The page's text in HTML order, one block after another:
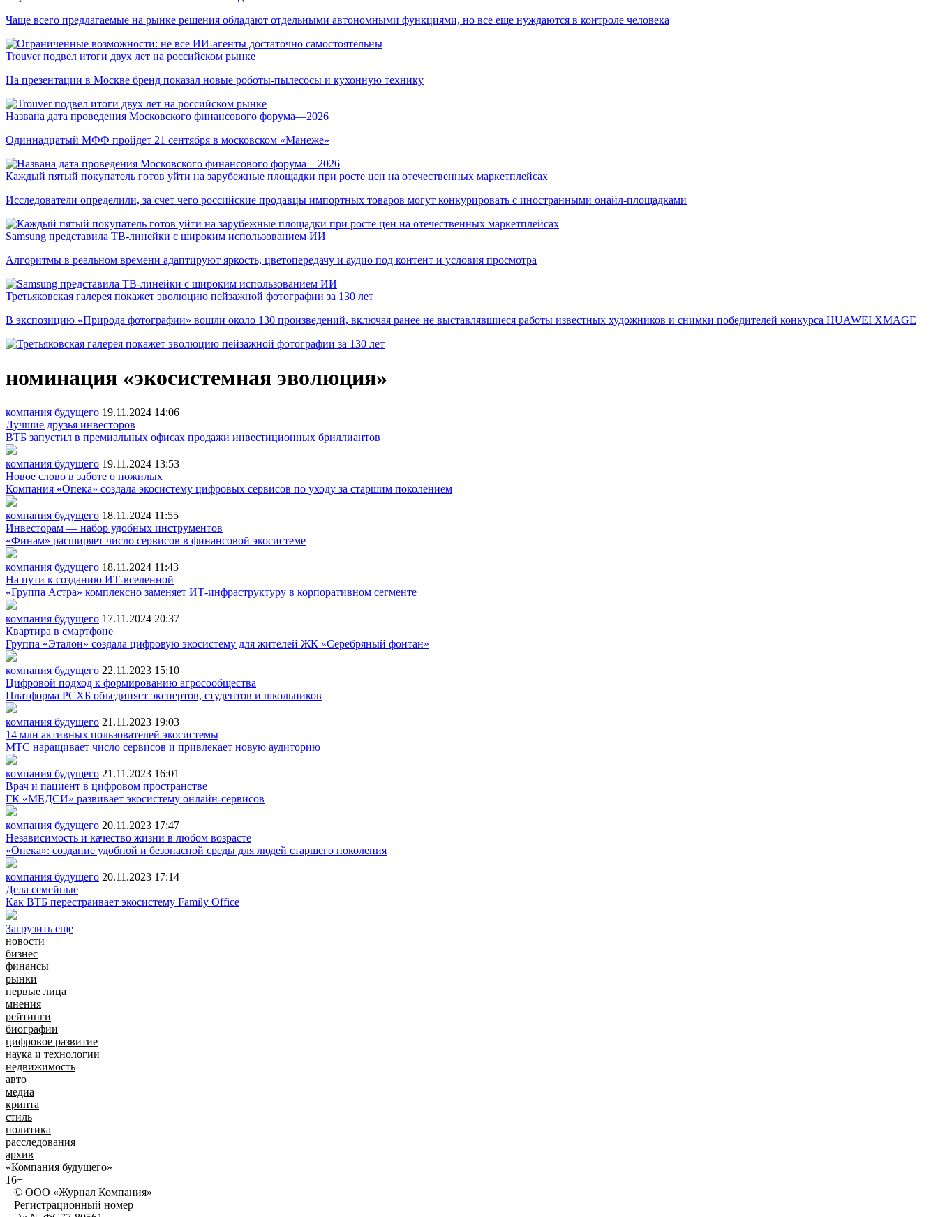
Чаще всего предлагаемые на рынке решения обладают отдельными автономными функциями, но все еще нуждаются в контроле человека
Trouver подвел итоги двух лет на российском рынке
На презентации в Москве бренд показал новые роботы-пылесосы и кухонную технику
Названа дата проведения Московского финансового форума—2026
Одиннадцатый МФФ пройдет 21 сентября в московском «Манеже»
Каждый пятый покупатель готов уйти на зарубежные площадки при росте цен на отечественных маркетплейсах
Исследователи определили, за счет чего российские продавцы импортных товаров могут конкурировать с иностранными онайл-площадками
Samsung представила ТВ-линейки с широким использованием ИИ
Алгоритмы в реальном времени адаптируют яркость, цветопередачу и аудио под контент и условия просмотра
Третьяковская галерея покажет эволюцию пейзажной фотографии за 130 лет
В экспозицию «Природа фотографии» вошли около 130 произведений, включая ранее не выставлявшиеся работы известных художников и снимки победителей конкурса HUAWEI XMAGE
номинация «экосистемная эволюция»
компания будущего 19.11.2024 14:06
Лучшие друзья инвесторов
ВТБ запустил в премиальных офисах продажи инвестиционных бриллиантов
компания будущего 19.11.2024 13:53
Новое слово в заботе о пожилых
Компания «Опека» создала экосистему цифровых сервисов по уходу за старшим поколением
компания будущего 18.11.2024 11:55
Инвесторам — набор удобных инструментов
«Финам» расширяет число сервисов в финансовой экосистеме
компания будущего 18.11.2024 11:43
На пути к созданию ИТ-вселенной
«Группа Астра» комплексно заменяет ИТ-инфраструктуру в корпоративном сегменте
компания будущего 17.11.2024 20:37
Квартира в смартфоне
Группа «Эталон» создала цифровую экосистему для жителей ЖК «Серебряный фонтан»
компания будущего 22.11.2023 15:10
Цифровой подход к формированию агросообщества
Платформа РСХБ объединяет экспертов, студентов и школьников
компания будущего 21.11.2023 19:03
14 млн активных пользователей экосистемы
МТС наращивает число сервисов и привлекает новую аудиторию
компания будущего 21.11.2023 16:01
Врач и пациент в цифровом пространстве
ГК «МЕДСИ» развивает экосистему онлайн-сервисов
компания будущего 20.11.2023 17:47
Независимость и качество жизни в любом возрасте
«Опека»: создание удобной и безопасной среды для людей старшего поколения
компания будущего 20.11.2023 17:14
Дела семейные
Как ВТБ перестраивает экосистему Family Office
Загрузить еще
новости
бизнес
финансы
рынки
первые лица
мнения
рейтинги
биографии
цифровое развитие
наука и технологии
недвижимость
авто
медиа
крипта
стиль
политика
расследования
архив
«Компания будущего»
16+
© ООО «Журнал Компания»
Регистрационный номер